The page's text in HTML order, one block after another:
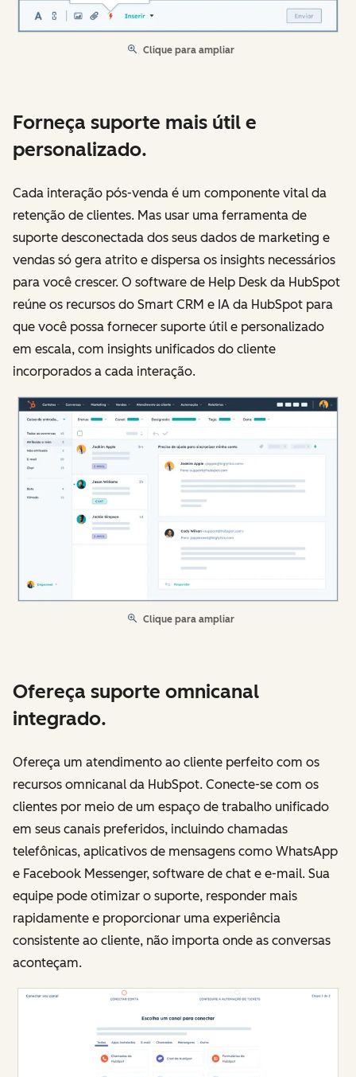
Clique para ampliar
Forneça suporte mais útil e
personalizado.
Cada interação pós-venda é um componente vital da
retenção de clientes. Mas usar uma ferramenta de
suporte desconectada dos seus dados de marketing e
vendas só gera atrito e dispersa os insights necessários
para você crescer. O software de Help Desk da HubSpot
reúne os recursos do Smart CRM e IA da HubSpot para
que você possa fornecer suporte útil e personalizado
em escala, com insights unificados do cliente
incorporados a cada interação.
Clique para ampliar
Ofereça suporte omnicanal
integrado.
Ofereça um atendimento ao cliente perfeito com os
recursos omnicanal da HubSpot. Conecte-se com os
clientes por meio de um espaço de trabalho unificado
em seus canais preferidos, incluindo chamadas
telefônicas, aplicativos de mensagens como WhatsApp
e Facebook Messenger, software de chat e e-mail. Sua
equipe pode otimizar o suporte, responder mais
rapidamente e proporcionar uma experiência
consistente ao cliente, não importa onde as conversas
aconteçam.